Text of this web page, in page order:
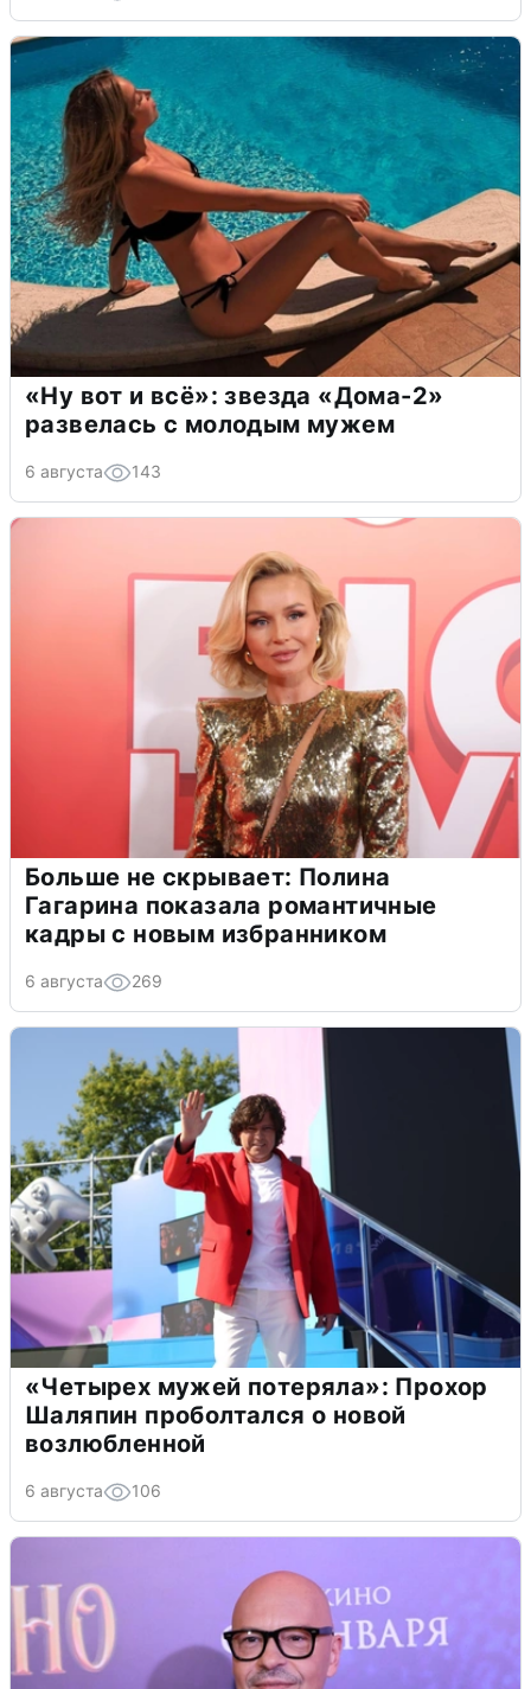
«Ну вот и всё»: звезда «Дома-2»
развелась с молодым мужем
6 августа 143
Больше не скрывает: Полина
Гагарина показала романтичные
кадры с новым избранником
6 августа 269
«Четырех мужей потеряла»: Прохор
Шаляпин проболтался о новой
возлюбленной
6 августа 106